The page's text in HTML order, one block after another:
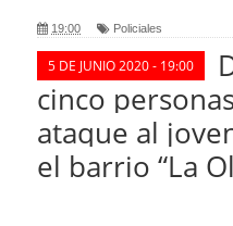
19:00 Policiales
5 DE JUNIO 2020 - 19:00
cinco
ataque al
el barrio “La